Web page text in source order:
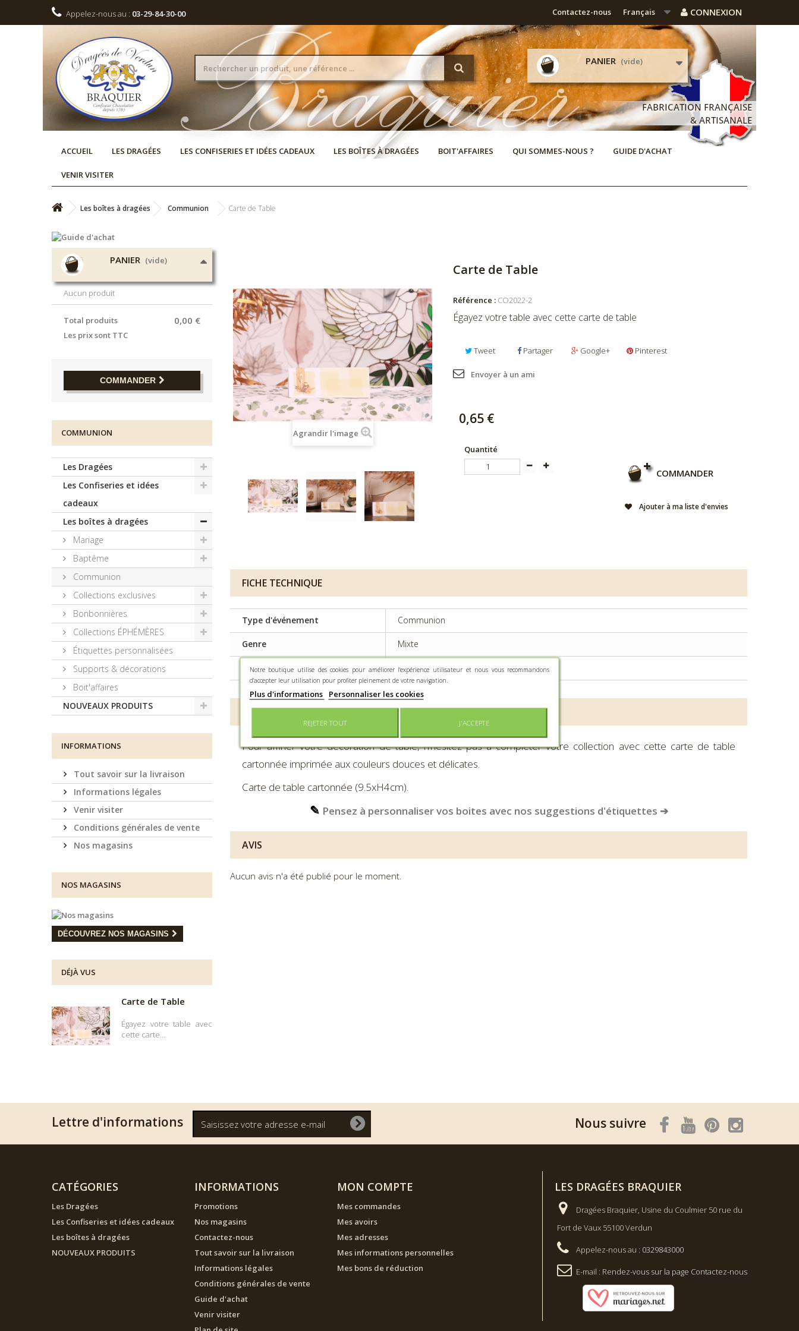
CONNEXION
Français
Contactez-nous
Appelez-nous au : 03-29-84-30-00
PANIER (vide)
ACCUEIL LES DRAGÉES LES CONFISERIES ET IDÉES CADEAUX LES BOÎTES À DRAGÉES BOIT'AFFAIRES QUI SOMMES-NOUS ? GUIDE D'ACHAT
VENIR VISITER
Les boîtes à dragées Communion Carte de Table
PANIER (vide)
Aucun produit
0,00 €
Total produits
Les prix sont TTC
COMMANDER
COMMUNION
Les Dragées
Les Confiseries et idées
cadeaux
Les boîtes à dragées
Mariage
Baptême
Communion
Collections exclusives
Bonbonnières
Collections ÉPHÉMÈRES
Étiquettes personnalisées
Supports & décorations
Boit'affaires
NOUVEAUX PRODUITS
INFORMATIONS
Tout savoir sur la livraison
Informations légales
Venir visiter
Conditions générales de vente
Nos magasins
NOS MAGASINS
DÉCOUVREZ NOS MAGASINS
DÉJÀ VUS
Carte de Table
Égayez votre table avec
cette carte...
Agrandir l'image
Carte de Table
Référence : CO2022-2
Égayez votre table avec cette carte de table
Tweet Partager Google+ Pinterest
Envoyer à un ami
0,65 €
Quantité
COMMANDER
Ajouter à ma liste d'envies
FICHE TECHNIQUE
Type d'événement Communion
Genre Mixte
Matière principale Contenant cartonné
DESCRIPTION
Pour affiner votre décoration de table, n’hésitez pas à compléter votre collection avec cette carte de table
cartonnée imprimée aux couleurs douces et délicates.
Carte de table cartonnée (9.5xH4cm).
✎ Pensez à personnaliser vos boites avec nos suggestions d'étiquettes ➔
AVIS
Aucun avis n'a été publié pour le moment.
Lettre d'informations Nous suivre
CATÉGORIES
Les Dragées
Les Confiseries et idées cadeaux
Les boîtes à dragées
NOUVEAUX PRODUITS
INFORMATIONS
Promotions
Nos magasins
Contactez-nous
Tout savoir sur la livraison
Informations légales
Conditions générales de vente
Guide d'achat
Venir visiter
MON COMPTE
Mes commandes
Mes avoirs
Mes adresses
Mes informations personnelles
Mes bons de réduction
LES DRAGÉES BRAQUIER
Dragées Braquier, Usine du Coulmier 50 rue du
Fort de Vaux 55100 Verdun
Appelez-nous au : 0329843000
E-mail : Rendez-vous sur la page Contactez-nous
Notre boutique utilise des cookies pour améliorer l'expérience utilisateur et nous vous recommandons
d'accepter leur utilisation pour profiter pleinement de votre navigation.
Plus d'informations Personnaliser les cookies
REJETER TOUT J'ACCEPTE